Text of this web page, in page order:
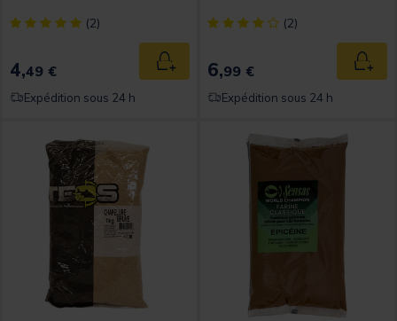
[object Object] out of 5 Customer Rating
(2)
4,49 € Ajouter au panier
Expédition sous 24 h
[object Object] out of 5
(2)
6,99 €
Expédition sous 24 h